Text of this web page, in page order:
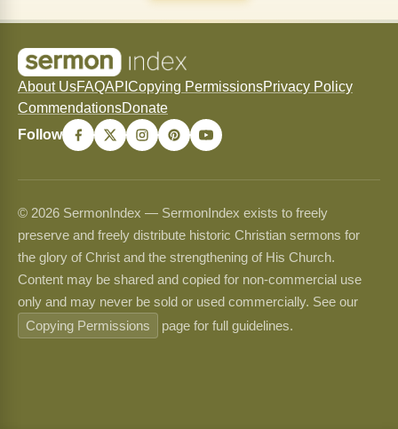
About UsFAQAPI Copying PermissionsPrivacy Policy
CommendationsDonate
Follow
© 2026 SermonIndex — SermonIndex exists to freely
preserve and freely distribute historic Christian sermons for
the glory of Christ and the strengthening of His Church.
Content may be shared and copied for non-commercial use
only and may never be sold or used commercially. See our
Copying Permissions
page for full guidelines.